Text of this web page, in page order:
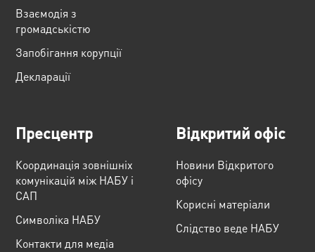
Взаємодія з
громадськістю
Запобігання корупції
Декларації
Пресцентр
Координація зовнішніх
комунікацій між НАБУ і
САП
Cимволіка НАБУ
Контакти для медіа
Відкритий офіс
Новини Відкритого
офісу
Корисні матеріали
Слідство веде НАБУ